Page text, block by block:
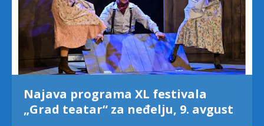
Najava programa XL festivala
„Grad teatar“ za neđelju, 9. avgust